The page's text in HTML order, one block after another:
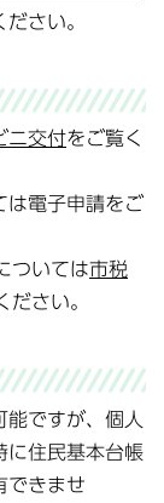
さい。
ニ交付をご覧く
は電子申請をご
ついては市税
ださい。
ですが、個人
に住民基本台帳
できませ